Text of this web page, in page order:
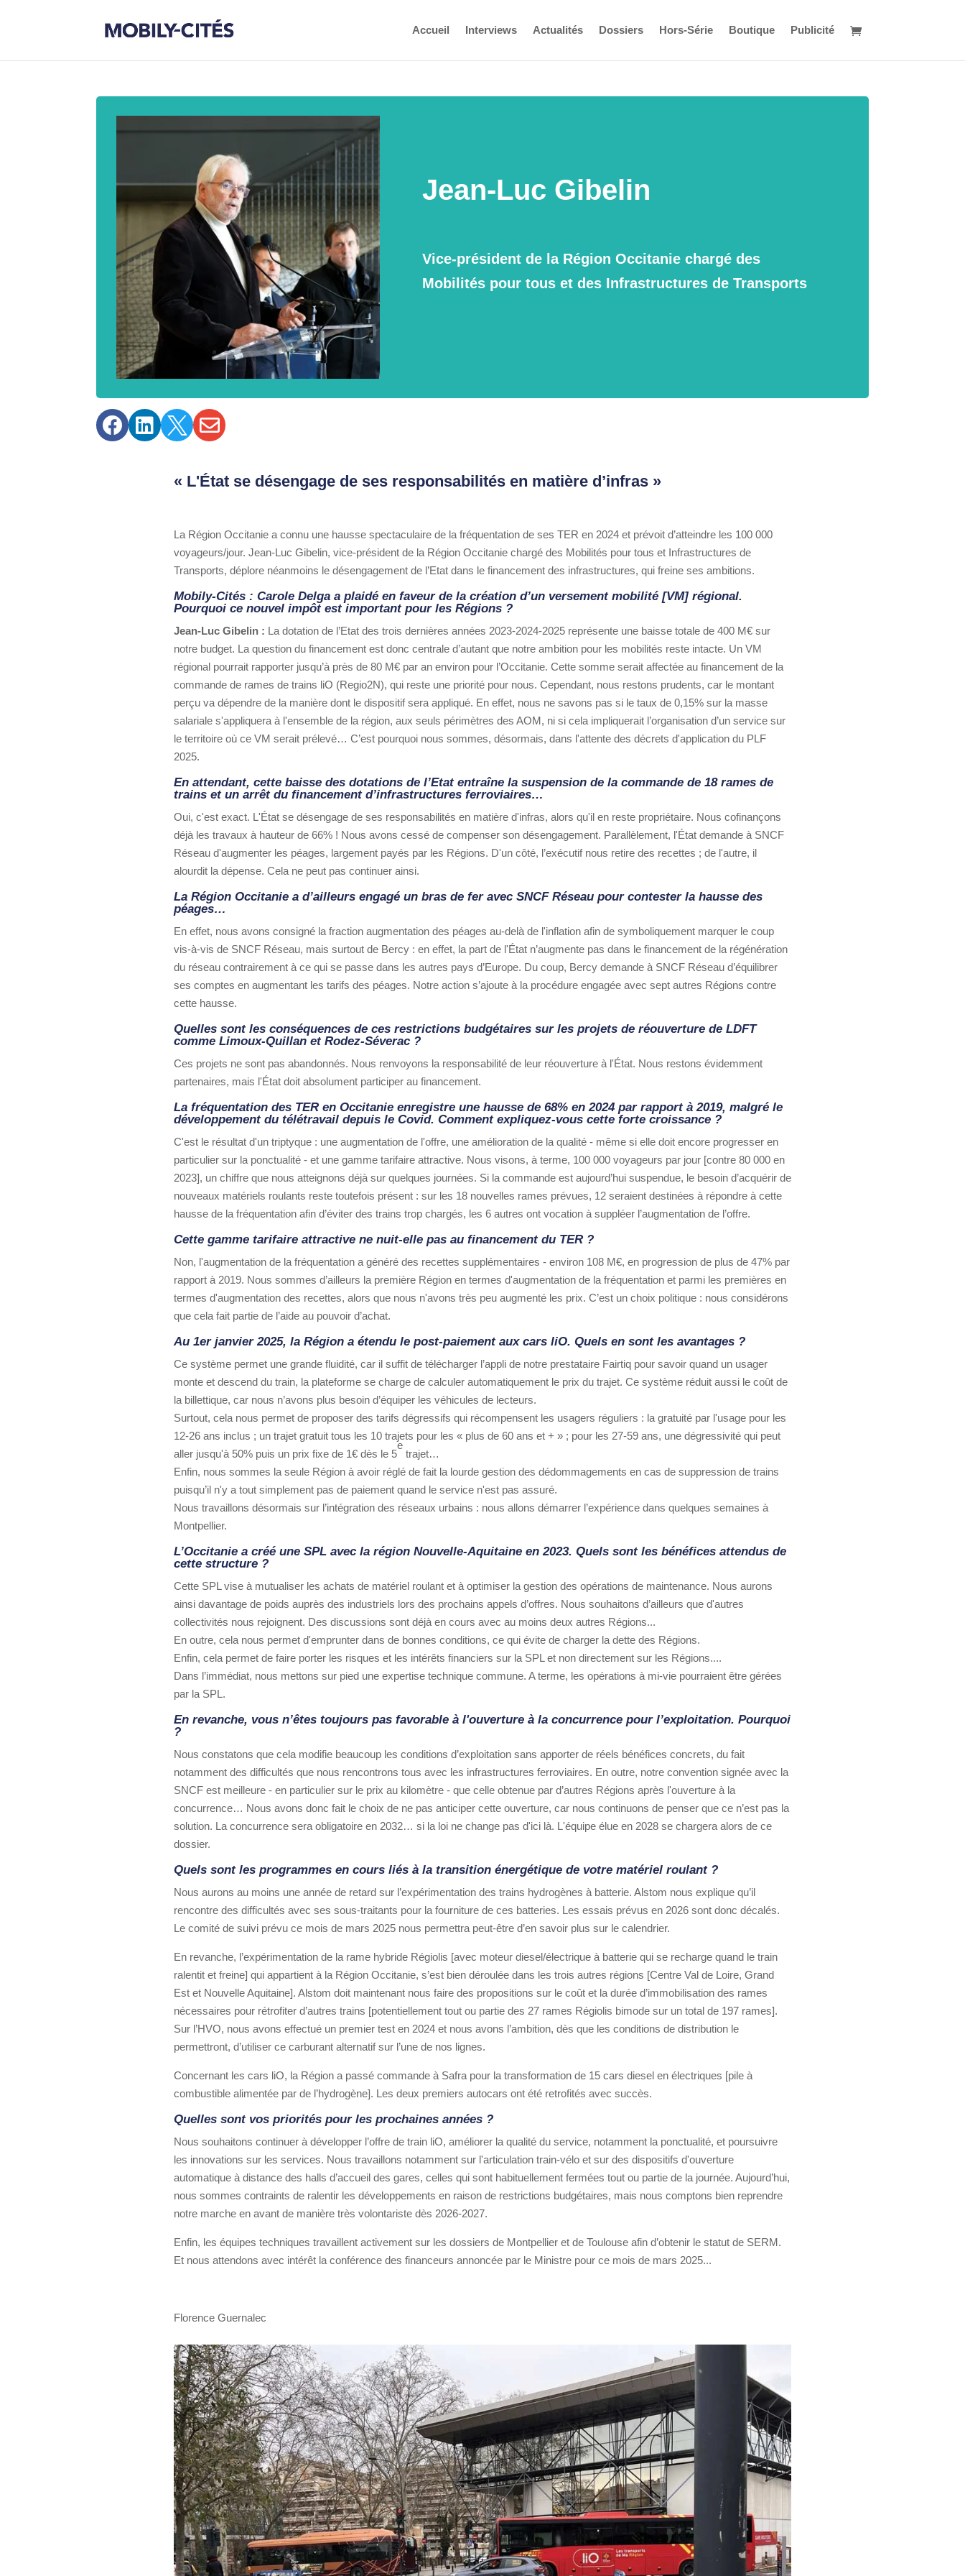
Accueil Interviews Actualités Dossiers Hors-Série Boutique Publicité
Jean-Luc Gibelin
Vice-président de la Région Occitanie chargé des
Mobilités pour tous et des Infrastructures de Transports
   
« L'État se désengage de ses responsabilités en matière d’infras »
La Région Occitanie a connu une hausse spectaculaire de la fréquentation de ses TER en 2024 et prévoit d’atteindre les 100 000
voyageurs/jour. Jean-Luc Gibelin, vice-président de la Région Occitanie chargé des Mobilités pour tous et Infrastructures de
Transports, déplore néanmoins le désengagement de l’Etat dans le financement des infrastructures, qui freine ses ambitions.
Mobily-Cités : Carole Delga a plaidé en faveur de la création d’un versement mobilité [VM] régional.
Pourquoi ce nouvel impôt est important pour les Régions ?
Jean-Luc Gibelin : La dotation de l’Etat des trois dernières années 2023-2024-2025 représente une baisse totale de 400 M€ sur
notre budget. La question du financement est donc centrale d’autant que notre ambition pour les mobilités reste intacte. Un VM
régional pourrait rapporter jusqu’à près de 80 M€ par an environ pour l’Occitanie. Cette somme serait affectée au financement de la
commande de rames de trains liO (Regio2N), qui reste une priorité pour nous. Cependant, nous restons prudents, car le montant
perçu va dépendre de la manière dont le dispositif sera appliqué. En effet, nous ne savons pas si le taux de 0,15% sur la masse
salariale s'appliquera à l'ensemble de la région, aux seuls périmètres des AOM, ni si cela impliquerait l’organisation d’un service sur
le territoire où ce VM serait prélevé… C’est pourquoi nous sommes, désormais, dans l'attente des décrets d'application du PLF
2025.
En attendant, cette baisse des dotations de l’Etat entraîne la suspension de la commande de 18 rames de
trains et un arrêt du financement d’infrastructures ferroviaires…
Oui, c'est exact. L'État se désengage de ses responsabilités en matière d'infras, alors qu'il en reste propriétaire. Nous cofinançons
déjà les travaux à hauteur de 66% ! Nous avons cessé de compenser son désengagement. Parallèlement, l'État demande à SNCF
Réseau d'augmenter les péages, largement payés par les Régions. D'un côté, l’exécutif nous retire des recettes ; de l'autre, il
alourdit la dépense. Cela ne peut pas continuer ainsi.
La Région Occitanie a d’ailleurs engagé un bras de fer avec SNCF Réseau pour contester la hausse des
péages…
En effet, nous avons consigné la fraction augmentation des péages au-delà de l'inflation afin de symboliquement marquer le coup
vis-à-vis de SNCF Réseau, mais surtout de Bercy : en effet, la part de l'État n’augmente pas dans le financement de la régénération
du réseau contrairement à ce qui se passe dans les autres pays d’Europe. Du coup, Bercy demande à SNCF Réseau d’équilibrer
ses comptes en augmentant les tarifs des péages. Notre action s’ajoute à la procédure engagée avec sept autres Régions contre
cette hausse.
Quelles sont les conséquences de ces restrictions budgétaires sur les projets de réouverture de LDFT
comme Limoux-Quillan et Rodez-Séverac ?
Ces projets ne sont pas abandonnés. Nous renvoyons la responsabilité de leur réouverture à l'État. Nous restons évidemment
partenaires, mais l'État doit absolument participer au financement.
La fréquentation des TER en Occitanie enregistre une hausse de 68% en 2024 par rapport à 2019, malgré le
développement du télétravail depuis le Covid. Comment expliquez-vous cette forte croissance ?
C'est le résultat d'un triptyque : une augmentation de l'offre, une amélioration de la qualité - même si elle doit encore progresser en
particulier sur la ponctualité - et une gamme tarifaire attractive. Nous visons, à terme, 100 000 voyageurs par jour [contre 80 000 en
2023], un chiffre que nous atteignons déjà sur quelques journées. Si la commande est aujourd’hui suspendue, le besoin d’acquérir de
nouveaux matériels roulants reste toutefois présent : sur les 18 nouvelles rames prévues, 12 seraient destinées à répondre à cette
hausse de la fréquentation afin d’éviter des trains trop chargés, les 6 autres ont vocation à suppléer l’augmentation de l’offre.
Cette gamme tarifaire attractive ne nuit-elle pas au financement du TER ?
Non, l'augmentation de la fréquentation a généré des recettes supplémentaires - environ 108 M€, en progression de plus de 47% par
rapport à 2019. Nous sommes d’ailleurs la première Région en termes d'augmentation de la fréquentation et parmi les premières en
termes d'augmentation des recettes, alors que nous n'avons très peu augmenté les prix. C’est un choix politique : nous considérons
que cela fait partie de l’aide au pouvoir d’achat.
Au 1er janvier 2025, la Région a étendu le post-paiement aux cars liO. Quels en sont les avantages ?
Ce système permet une grande fluidité, car il suffit de télécharger l’appli de notre prestataire Fairtiq pour savoir quand un usager
monte et descend du train, la plateforme se charge de calculer automatiquement le prix du trajet. Ce système réduit aussi le coût de
la billettique, car nous n’avons plus besoin d’équiper les véhicules de lecteurs.
Surtout, cela nous permet de proposer des tarifs dégressifs qui récompensent les usagers réguliers : la gratuité par l'usage pour les
12-26 ans inclus ; un trajet gratuit tous les 10 trajets pour les « plus de 60 ans et + » ; pour les 27-59 ans, une dégressivité qui peut
aller jusqu'à 50% puis un prix fixe de 1€ dès le 5
e
trajet…
Enfin, nous sommes la seule Région à avoir réglé de fait la lourde gestion des dédommagements en cas de suppression de trains
puisqu’il n'y a tout simplement pas de paiement quand le service n'est pas assuré.
Nous travaillons désormais sur l’intégration des réseaux urbains : nous allons démarrer l’expérience dans quelques semaines à
Montpellier.
L’Occitanie a créé une SPL avec la région Nouvelle-Aquitaine en 2023. Quels sont les bénéfices attendus de
cette structure ?
Cette SPL vise à mutualiser les achats de matériel roulant et à optimiser la gestion des opérations de maintenance. Nous aurons
ainsi davantage de poids auprès des industriels lors des prochains appels d’offres. Nous souhaitons d’ailleurs que d'autres
collectivités nous rejoignent. Des discussions sont déjà en cours avec au moins deux autres Régions...
En outre, cela nous permet d'emprunter dans de bonnes conditions, ce qui évite de charger la dette des Régions.
Enfin, cela permet de faire porter les risques et les intérêts financiers sur la SPL et non directement sur les Régions....
Dans l’immédiat, nous mettons sur pied une expertise technique commune. A terme, les opérations à mi-vie pourraient être gérées
par la SPL.
En revanche, vous n’êtes toujours pas favorable à l'ouverture à la concurrence pour l’exploitation. Pourquoi
?
Nous constatons que cela modifie beaucoup les conditions d’exploitation sans apporter de réels bénéfices concrets, du fait
notamment des difficultés que nous rencontrons tous avec les infrastructures ferroviaires. En outre, notre convention signée avec la
SNCF est meilleure - en particulier sur le prix au kilomètre - que celle obtenue par d’autres Régions après l'ouverture à la
concurrence… Nous avons donc fait le choix de ne pas anticiper cette ouverture, car nous continuons de penser que ce n’est pas la
solution. La concurrence sera obligatoire en 2032… si la loi ne change pas d'ici là. L'équipe élue en 2028 se chargera alors de ce
dossier.
Quels sont les programmes en cours liés à la transition énergétique de votre matériel roulant ?
Nous aurons au moins une année de retard sur l’expérimentation des trains hydrogènes à batterie. Alstom nous explique qu’il
rencontre des difficultés avec ses sous-traitants pour la fourniture de ces batteries. Les essais prévus en 2026 sont donc décalés.
Le comité de suivi prévu ce mois de mars 2025 nous permettra peut-être d’en savoir plus sur le calendrier.
En revanche, l’expérimentation de la rame hybride Régiolis [avec moteur diesel/électrique à batterie qui se recharge quand le train
ralentit et freine] qui appartient à la Région Occitanie, s’est bien déroulée dans les trois autres régions [Centre Val de Loire, Grand
Est et Nouvelle Aquitaine]. Alstom doit maintenant nous faire des propositions sur le coût et la durée d’immobilisation des rames
nécessaires pour rétrofiter d’autres trains [potentiellement tout ou partie des 27 rames Régiolis bimode sur un total de 197 rames].
Sur l’HVO, nous avons effectué un premier test en 2024 et nous avons l’ambition, dès que les conditions de distribution le
permettront, d’utiliser ce carburant alternatif sur l’une de nos lignes.
Concernant les cars liO, la Région a passé commande à Safra pour la transformation de 15 cars diesel en électriques [pile à
combustible alimentée par de l’hydrogène]. Les deux premiers autocars ont été retrofités avec succès.
Quelles sont vos priorités pour les prochaines années ?
Nous souhaitons continuer à développer l’offre de train liO, améliorer la qualité du service, notamment la ponctualité, et poursuivre
les innovations sur les services. Nous travaillons notamment sur l'articulation train-vélo et sur des dispositifs d'ouverture
automatique à distance des halls d’accueil des gares, celles qui sont habituellement fermées tout ou partie de la journée. Aujourd’hui,
nous sommes contraints de ralentir les développements en raison de restrictions budgétaires, mais nous comptons bien reprendre
notre marche en avant de manière très volontariste dès 2026-2027.
Enfin, les équipes techniques travaillent activement sur les dossiers de Montpellier et de Toulouse afin d’obtenir le statut de SERM.
Et nous attendons avec intérêt la conférence des financeurs annoncée par le Ministre pour ce mois de mars 2025...
Florence Guernalec